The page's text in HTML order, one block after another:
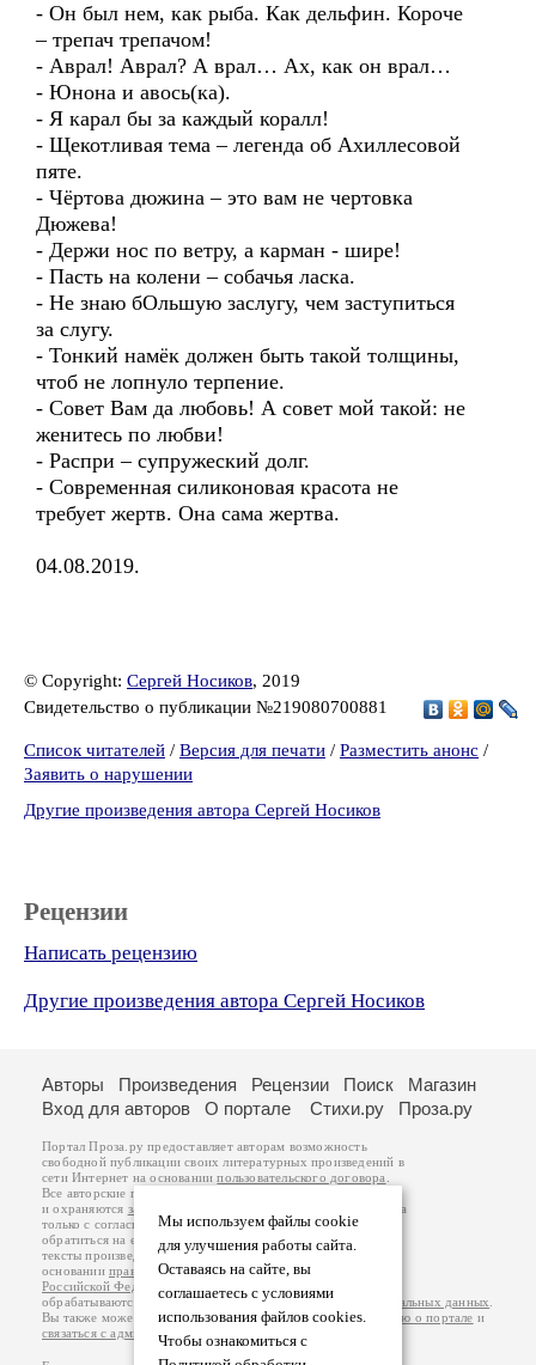
- Он был нем, как рыба. Как дельфин. Короче
– трепач трепачом!
- Аврал! Аврал? А врал… Ах, как он врал…
- Юнона и авось(ка).
- Я карал бы за каждый коралл!
- Щекотливая тема – легенда об Ахиллесовой
пяте.
- Чёртова дюжина – это вам не чертовка
Дюжева!
- Держи нос по ветру, а карман - шире!
- Пасть на колени – собачья ласка.
- Не знаю бОльшую заслугу, чем заступиться
за слугу.
- Тонкий намёк должен быть такой толщины,
чтоб не лопнуло терпение.
- Совет Вам да любовь! А совет мой такой: не
женитесь по любви!
- Распри – супружеский долг.
- Современная силиконовая красота не
требует жертв. Она сама жертва.
04.08.2019.
© Copyright: Сергей Носиков, 2019
Свидетельство о публикации №219080700881
Список читателей / Версия для печати / Разместить анонс /
Заявить о нарушении
Другие произведения автора Сергей Носиков
Рецензии
Написать рецензию
Другие произведения автора Сергей Носиков
Мы используем файлы cookie
для улучшения работы сайта.
Оставаясь на сайте, вы
соглашаетесь с условиями
использования файлов cookies.
Чтобы ознакомиться с
Авторы Произведения Рецензии Поиск
Магазин
Вход для авторов
О портале Стихи.ру Проза.ру
Портал Проза.ру предоставляет авторам возможность
свободной публикации своих литературных произведений в
сети Интернет на основаниипользовательского договора
Все авторские права на произведения принадлежат авторам
и охраняются законом
. Перепечатка произведений возможна
только с согласия его автора, к которому вы можете
обратиться на его авторской странице. Ответственность за
тексты произведений авторы несут самостоятельно на
основанииправил публикацииизаконодательства
Российской Федерации
обрабатываются на основанииПолитики обработки персональных данных
Вы также можете посмотреть более подробнуюинформацию о портале и
связаться с администрацией